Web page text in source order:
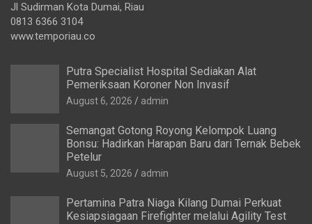
Jl Sudirman Kota Dumai, Riau
0813 6366 3104
www.temporiau.co
Putra Specialist Hospital Sediakan Alat
Pemeriksaan Koroner Non Invasif
August 6, 2026 admin
Semangat Gotong Royong Kelompok Luang
Bonsu: Hadirkan Harapan Baru dari Ternak Bebek
Petelur
August 5, 2026 admin
Pertamina Patra Niaga Kilang Dumai Perkuat
Kesiapsiagaan Firefighter melalui Agility Test